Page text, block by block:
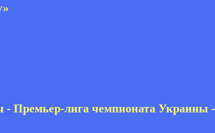
- Премьер-лига чемпионата Украины -